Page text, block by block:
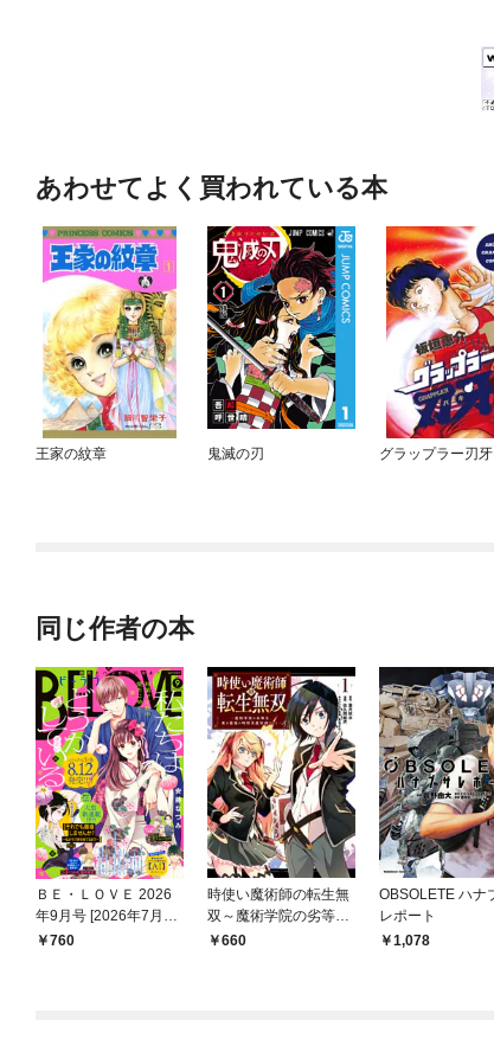
あわせてよく買われている本
王家の紋章 鬼滅の刃 グラップラー刃牙
同じ作者の本
ＢＥ・ＬＯＶＥ 2026
年9月号 [2026年7月31
日発売]
760
時使い魔術師の転生無
双～魔術学院の劣等
生、実は最強の時間系
660
OBSOLETE ハナ
レポート
1,078